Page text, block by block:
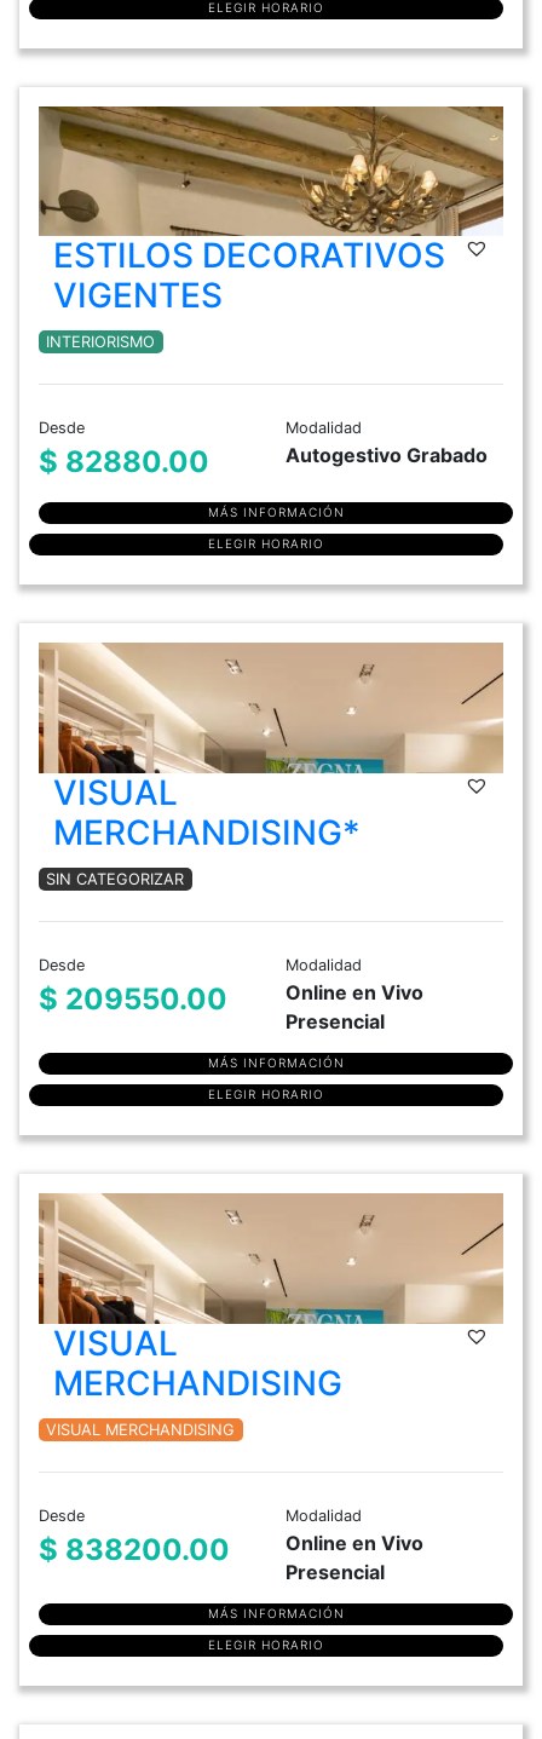
ELEGIR HORARIO
ESTILOS DECORATIVOS
VIGENTES
INTERIORISMO
Desde
$ 82880.00
Modalidad
Autogestivo Grabado
MÁS INFORMACIÓN
ELEGIR HORARIO
VISUAL
MERCHANDISING*
SIN CATEGORIZAR
Desde
$ 209550.00
Modalidad
Online en Vivo
Presencial
MÁS INFORMACIÓN
ELEGIR HORARIO
VISUAL
MERCHANDISING
VISUAL MERCHANDISING
Desde
$ 838200.00
Modalidad
Online en Vivo
Presencial
MÁS INFORMACIÓN
ELEGIR HORARIO